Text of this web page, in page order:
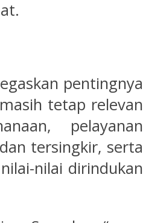
pentingnya
tetap relevan
pelayanan
tersingkir, serta
nilai dirindukan